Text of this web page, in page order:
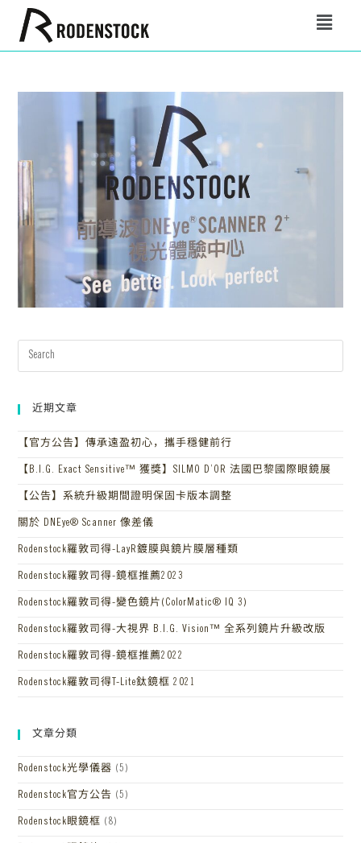
近期文章
【官方公告】傳承遠盈初心，攜手穩健前行
【B.I.G. Exact Sensitive™ 獲獎】SILMO D’OR 法國巴黎國際眼鏡展
【公告】系統升級期間證明保固卡版本調整
關於 DNEye® Scanner 像差儀
Rodenstock羅敦司得-LayR鍍膜與鏡片膜層種類
Rodenstock羅敦司得-鏡框推薦2023
Rodenstock羅敦司得-變色鏡片(ColorMatic® IQ 3)
Rodenstock羅敦司得-大視界 B.I.G. Vision™ 全系列鏡片升級改版
Rodenstock羅敦司得-鏡框推薦2022
Rodenstock羅敦司得T-Lite鈦鏡框 2021
文章分類
Rodenstock光學儀器 (5)
Rodenstock官方公告 (5)
Rodenstock眼鏡框 (8)